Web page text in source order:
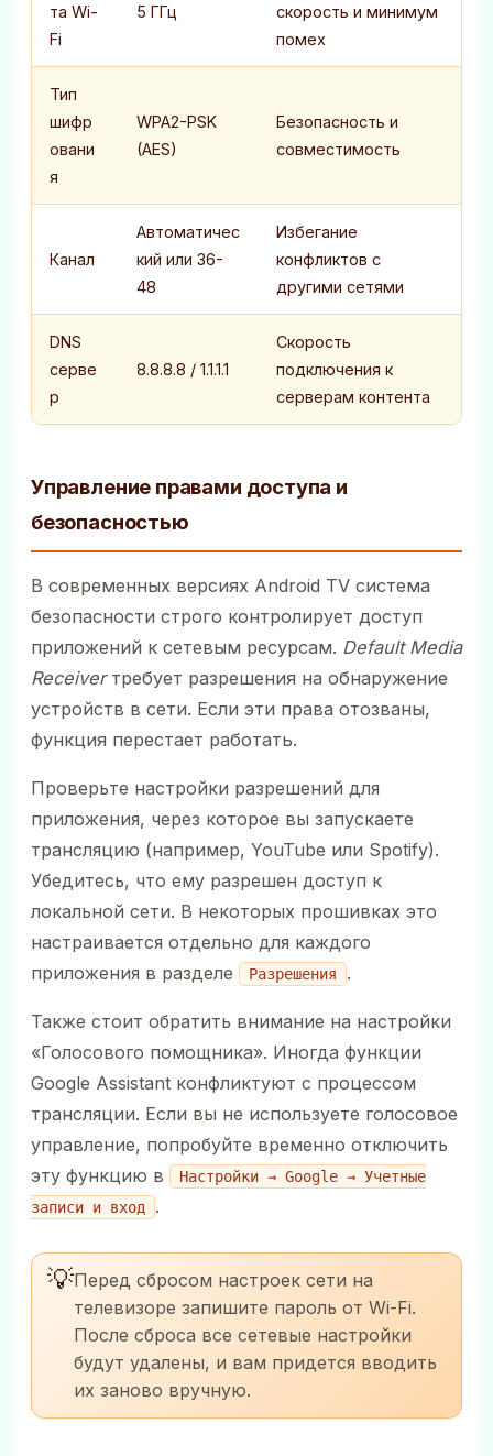
та Wi-
Fi
5 ГГц
скорость и минимум
помех
Тип
шифр
овани
я
WPA2-PSK
(AES)
Безопасность и
совместимость
Канал
Автоматичес
кий или 36-
48
Избегание
конфликтов с
другими сетями
DNS
серве
р
8.8.8.8 / 1.1.1.1
Скорость
подключения к
серверам контента
Управление правами доступа и
безопасностью
В современных версиях Android TV система
безопасности строго контролирует доступ
приложений к сетевым ресурсам. Default Media
Receiverтребует разрешения на обнаружение
устройств в сети. Если эти права отозваны,
функция перестает работать.
Проверьте настройки разрешений для
приложения, через которое вы запускаете
трансляцию (например, YouTube или Spotify).
Убедитесь, что ему разрешен доступ к
локальной сети. В некоторых прошивках это
настраивается отдельно для каждого
приложения в разделе
Разрешения .
Также стоит обратить внимание на настройки
«Голосового помощника». Иногда функции
Google Assistant конфликтуют с процессом
трансляции. Если вы не используете голосовое
управление, попробуйте временно отключить
эту функцию в
Настройки → Google → Учетные
записи и вход
.
💡Перед сбросом настроек сети на
телевизоре запишите пароль от Wi-Fi.
После сброса все сетевые настройки
будут удалены, и вам придется вводить
их заново вручную.